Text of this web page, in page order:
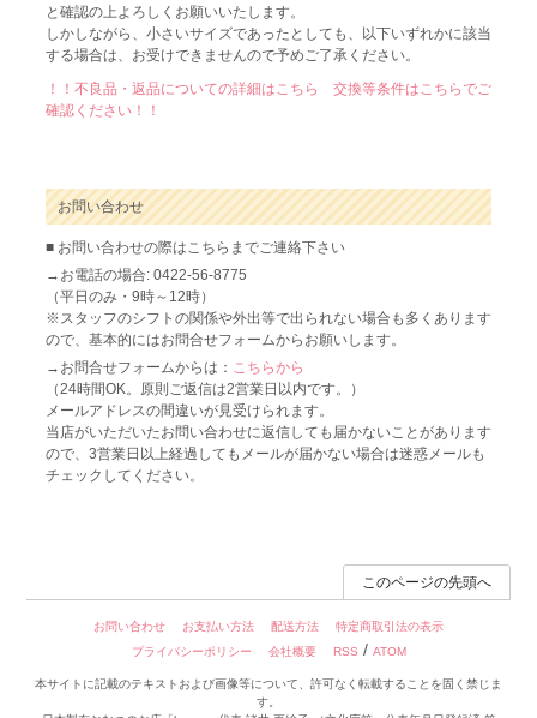
と確認の上よろしくお願いいたします。
しかしながら、小さいサイズであったとしても、以下いずれかに該当
する場合は、お受けできませんので予めご了承ください。
！！不良品・返品についての詳細はこちら 交換等条件はこちらでご
確認ください！！
お問い合わせ
■ お問い合わせの際はこちらまでご連絡下さい
→お電話の場合: 0422-56-8775
（平日のみ・9時～12時）
※スタッフのシフトの関係や外出等で出られない場合も多くあります
ので、基本的にはお問合せフォームからお願いします。
→お問合せフォームからは： こちらから
（24時間OK。原則ご返信は2営業日以内です。）
メールアドレスの間違いが見受けられます。
当店がいただいたお問い合わせに返信しても届かないことがあります
ので、3営業日以上経過してもメールが届かない場合は迷惑メールも
チェックしてください。
このページの先頭へ
お問い合わせ お支払い方法 配送方法
特定商取引法の表示
プライバシーポリシー
会社概要 RSS / ATOM
本サイトに記載のテキストおよび画像等について、許可なく転載することを固く禁じま
す。